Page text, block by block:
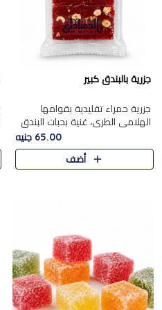
جزرية بالبندق كبير
جزرية حمراء تقليدية بقوامها
الهلامي الطري، غنية بحبات البندق
الفاخرة التي تضيف قرمشة راقية
إلى قوامها الناعم، لتقدم مزيجًا
متوازنًا من النكه..
65.00 جنيه
أضف